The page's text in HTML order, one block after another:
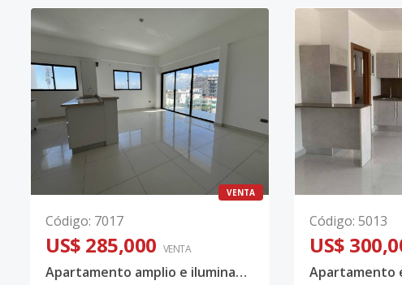
VENTA
Código: 7017
US$ 285,000 VENTA
Apartamento amplio e iluminado en venta en El Millon
Código: 5013
US$